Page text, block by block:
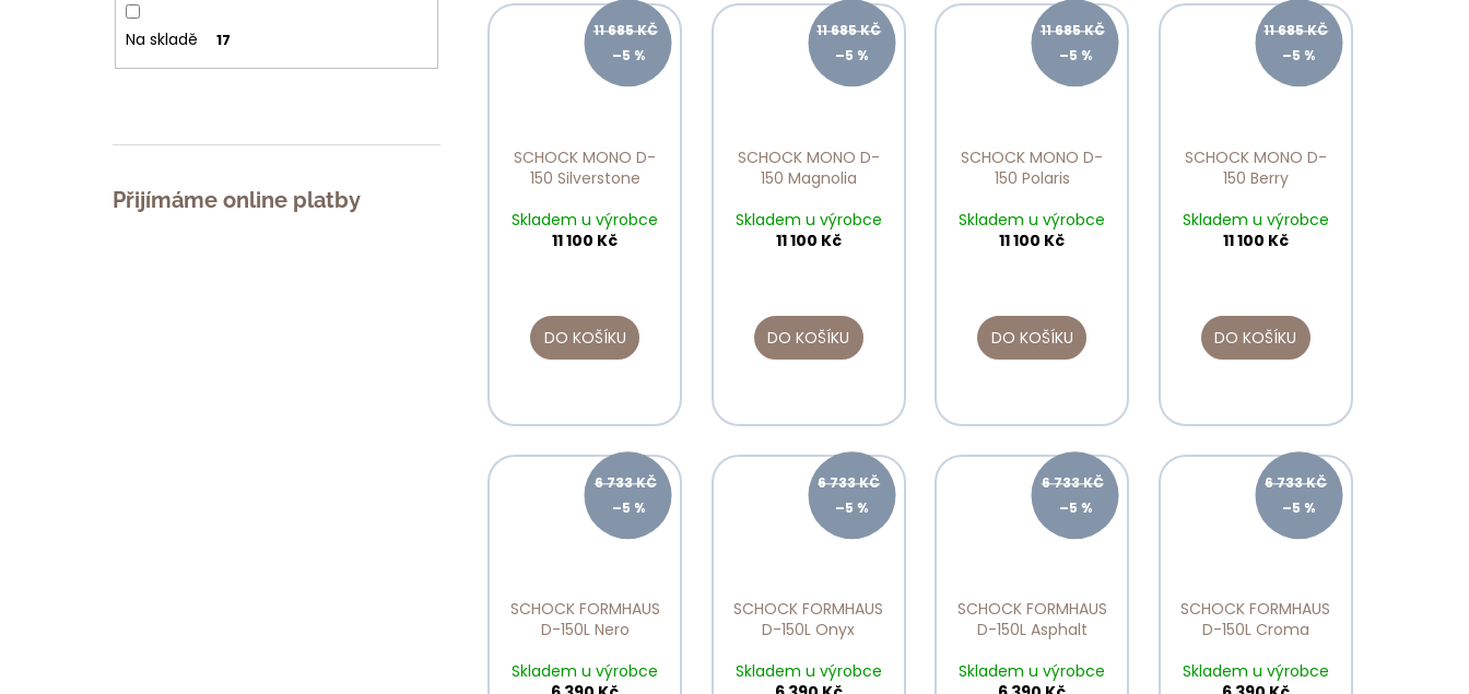
Na skladě 17
Přijímáme online platby
11 685 KČ
–5 %
SCHOCK MONO D-
150 Silverstone
Skladem u výrobce
11 100 Kč
DO KOŠÍKU
11 685 KČ
–5 %
SCHOCK MONO D-
150 Magnolia
Skladem u výrobce
11 100 Kč
DO KOŠÍKU
11 685 KČ
–5 %
SCHOCK MONO D-
150 Polaris
Skladem u výrobce
11 100 Kč
DO KOŠÍKU
11 685 KČ
–5 %
SCHOCK MONO D-
150 Berry
Skladem u výrobce
11 100 Kč
DO KOŠÍKU
6 733 KČ
–5 %
SCHOCK FORMHAUS
D-150L Nero
Skladem u výrobce
6 733 KČ
–5 %
SCHOCK FORMHAUS
D-150L Onyx
Skladem u výrobce
6 733 KČ
–5 %
SCHOCK FORMHAUS
D-150L Asphalt
Skladem u výrobce
6 733 KČ
–5 %
SCHOCK FORMHAUS
D-150L Croma
Skladem u výrobce